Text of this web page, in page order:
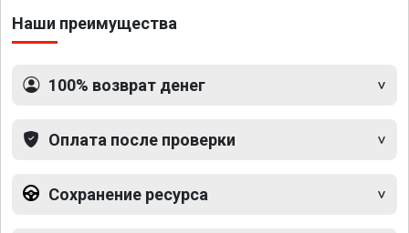
Наши преимущества
100% возврат денег
Оплата после проверки
Сохранение ресурса